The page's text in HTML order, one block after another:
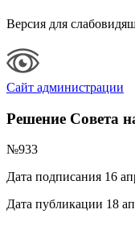
Версия для
Сайт администрации
Решение Совета
№933
Дата подписания 16
Дата публикации 18